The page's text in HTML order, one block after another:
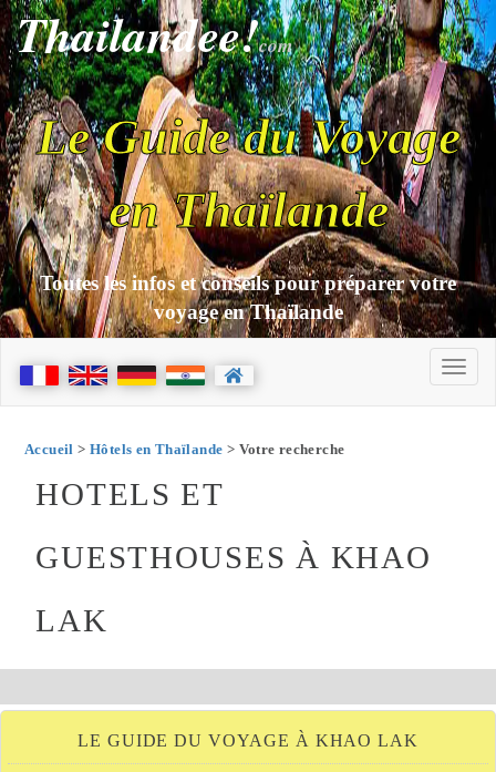
Thailandee!com
Le Guide du Voyage
en Thaïlande
Toutes les infos et conseils pour préparer votre
voyage en Thaïlande
Accueil > Hôtels en Thaïlande > Votre recherche
HOTELS ET
GUESTHOUSES À KHAO
LAK
LE GUIDE DU VOYAGE À KHAO LAK